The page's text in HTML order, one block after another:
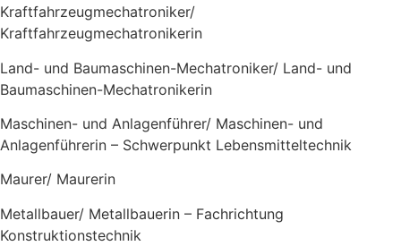
Kraftfahrzeugmechatroniker/
Kraftfahrzeugmechatronikerin
Land- und Baumaschinen-Mechatroniker/ Land- und
Baumaschinen-Mechatronikerin
Maschinen- und Anlagenführer/ Maschinen- und
Anlagenführerin – Schwerpunkt Lebensmitteltechnik
Maurer/ Maurerin
Metallbauer/ Metallbauerin – Fachrichtung
Konstruktionstechnik